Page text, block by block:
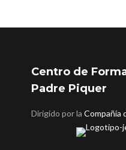
Centro de
Padre Piquer
Dirigido por laCompañía